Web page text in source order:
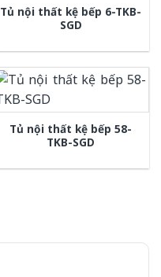
Tủ nội thất kệ bếp 6-TKB-
SGD
Tủ nội thất kệ bếp 58-
TKB-SGD